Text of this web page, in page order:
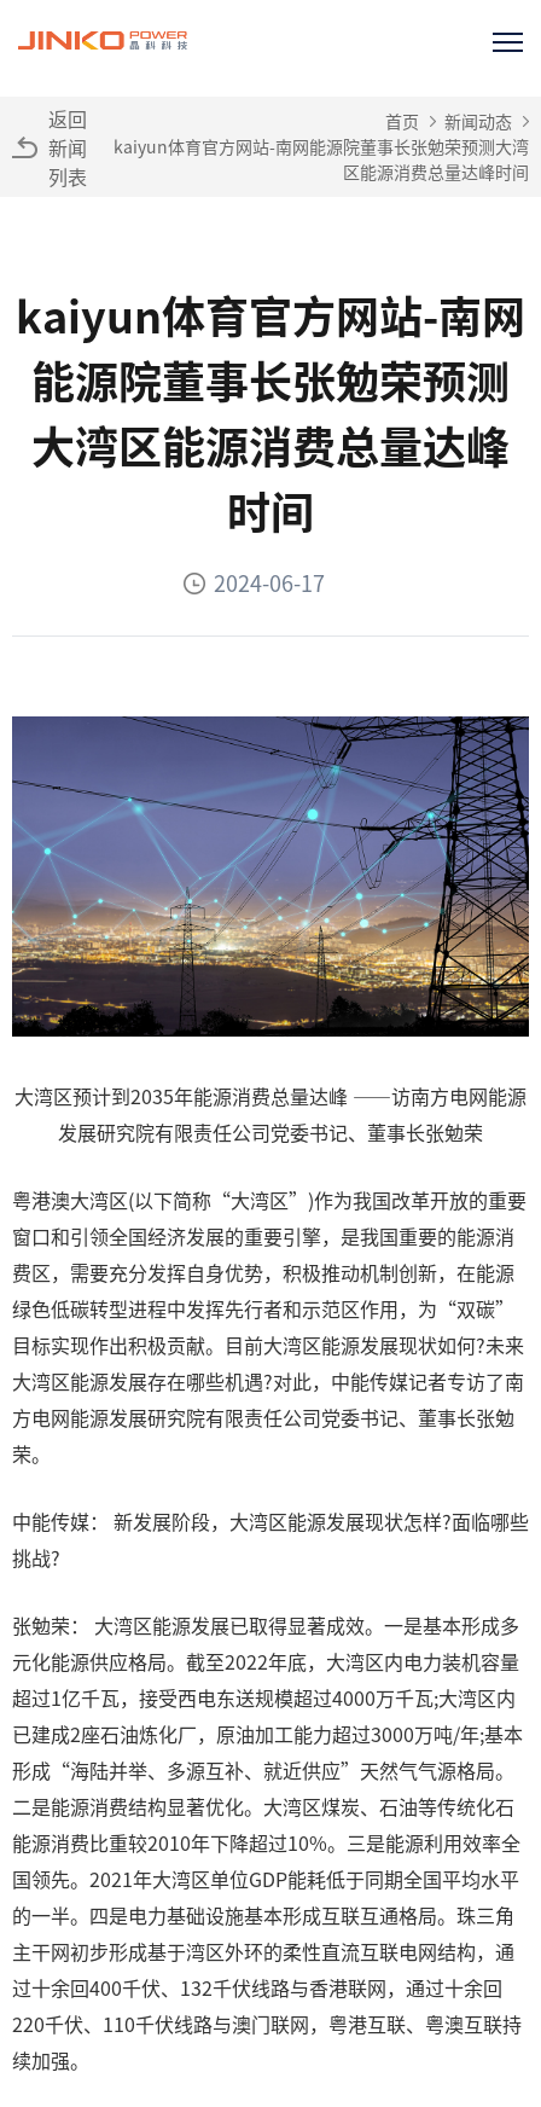
返回
新闻
列表
首页
新闻动态
kaiyun体育官方网站-南网能源院董事长张勉荣预测大湾
区能源消费总量达峰时间
kaiyun体育官方网站-南网
能源院董事长张勉荣预测
大湾区能源消费总量达峰
时间
2024-06-17
大湾区预计到2035年能源消费总量达峰 ——访南方电网能源
发展研究院有限责任公司党委书记、董事长张勉荣
粤港澳大湾区(以下简称“大湾区”)作为我国改革开放的重要
窗口和引领全国经济发展的重要引擎，是我国重要的能源消
费区，需要充分发挥自身优势，积极推动机制创新，在能源
绿色低碳转型进程中发挥先行者和示范区作用，为“双碳”
目标实现作出积极贡献。目前大湾区能源发展现状如何?未来
大湾区能源发展存在哪些机遇?对此，中能传媒记者专访了南
方电网能源发展研究院有限责任公司党委书记、董事长张勉
荣。
中能传媒： 新发展阶段，大湾区能源发展现状怎样?面临哪些
挑战?
张勉荣： 大湾区能源发展已取得显著成效。一是基本形成多
元化能源供应格局。截至2022年底，大湾区内电力装机容量
超过1亿千瓦，接受西电东送规模超过4000万千瓦;大湾区内
已建成2座石油炼化厂，原油加工能力超过3000万吨/年;基本
形成“海陆并举、多源互补、就近供应”天然气气源格局。
二是能源消费结构显著优化。大湾区煤炭、石油等传统化石
能源消费比重较2010年下降超过10%。三是能源利用效率全
国领先。2021年大湾区单位GDP能耗低于同期全国平均水平
的一半。四是电力基础设施基本形成互联互通格局。珠三角
主干网初步形成基于湾区外环的柔性直流互联电网结构，通
过十余回400千伏、132千伏线路与香港联网，通过十余回
220千伏、110千伏线路与澳门联网，粤港互联、粤澳互联持
续加强。